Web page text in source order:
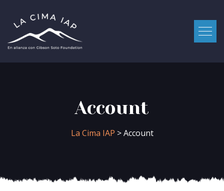
Account
La Cima IAP > Account